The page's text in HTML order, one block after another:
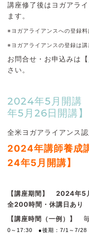
講座修了後はヨガアラ
ます。
※ヨガアライアンスへの登録料
※ヨガアライアンスの登録は
お問合せ・お申込みは【
さい。
2024年5月開講
年5月26日開講】
全米ヨガアライアンス
2024年講師養成
24年5月開講】
【講座期間】
2024年5
全200時間・休講日あり
【講座時間（一例）】
0～17:30 ●後期：7/1～7/